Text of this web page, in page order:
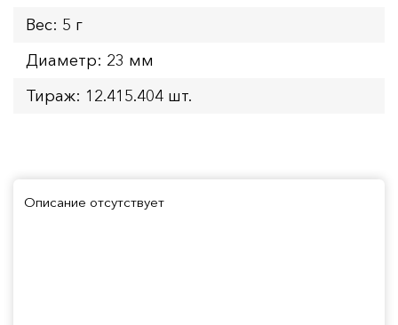
Вес: 5 г
Диаметр: 23 мм
Тираж: 12.415.404 шт.
Описание отсутствует